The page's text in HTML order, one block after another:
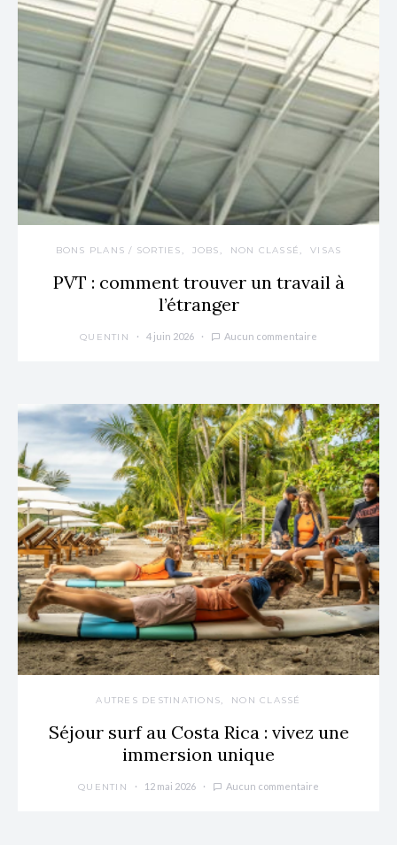
BONS PLANS / SORTIES JOBS NON CLASSÉ VISAS
PVT : comment trouver un travail à
l’étranger
QUENTIN 4 juin 2026 Aucun commentaire
AUTRES DESTINATIONS NON CLASSÉ
Séjour surf au Costa Rica : vivez une
immersion unique
QUENTIN 12 mai 2026 Aucun commentaire